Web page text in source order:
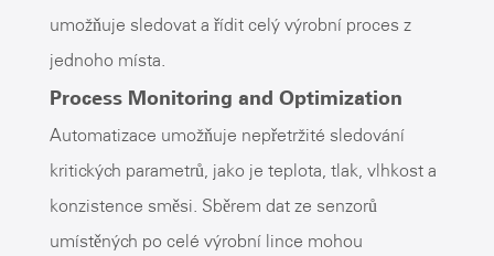
umožňuje sledovat a řídit celý výrobní proces z
jednoho místa.
Process Monitoring and Optimization
Automatizace umožňuje nepřetržité sledování
kritických parametrů, jako je teplota, tlak, vlhkost a
konzistence směsi. Sběrem dat ze senzorů
umístěných po celé výrobní lince mohou